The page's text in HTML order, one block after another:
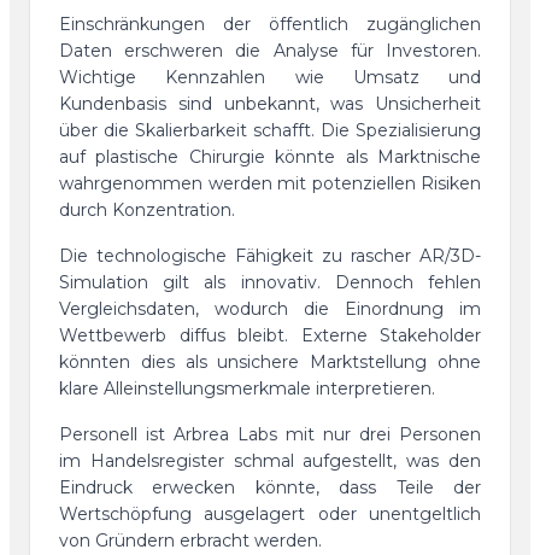
Einschränkungen der öffentlich zugänglichen
Daten erschweren die Analyse für Investoren.
Wichtige Kennzahlen wie Umsatz und
Kundenbasis sind unbekannt, was Unsicherheit
über die Skalierbarkeit schafft. Die Spezialisierung
auf plastische Chirurgie könnte als Marktnische
wahrgenommen werden mit potenziellen Risiken
durch Konzentration.
Die technologische Fähigkeit zu rascher AR/3D-
Simulation gilt als innovativ. Dennoch fehlen
Vergleichsdaten, wodurch die Einordnung im
Wettbewerb diffus bleibt. Externe Stakeholder
könnten dies als unsichere Marktstellung ohne
klare Alleinstellungsmerkmale interpretieren.
Personell ist Arbrea Labs mit nur drei Personen
im Handelsregister schmal aufgestellt, was den
Eindruck erwecken könnte, dass Teile der
Wertschöpfung ausgelagert oder unentgeltlich
von Gründern erbracht werden.